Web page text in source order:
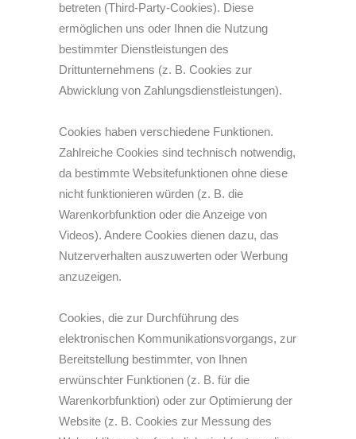
betreten (Third-Party-Cookies). Diese
ermöglichen uns oder Ihnen die Nutzung
bestimmter Dienstleistungen des
Drittunternehmens (z. B. Cookies zur
Abwicklung von Zahlungsdienstleistungen).
Cookies haben verschiedene Funktionen.
Zahlreiche Cookies sind technisch notwendig,
da bestimmte Websitefunktionen ohne diese
nicht funktionieren würden (z. B. die
Warenkorbfunktion oder die Anzeige von
Videos). Andere Cookies dienen dazu, das
Nutzerverhalten auszuwerten oder Werbung
anzuzeigen.
Cookies, die zur Durchführung des
elektronischen Kommunikationsvorgangs, zur
Bereitstellung bestimmter, von Ihnen
erwünschter Funktionen (z. B. für die
Warenkorbfunktion) oder zur Optimierung der
Website (z. B. Cookies zur Messung des